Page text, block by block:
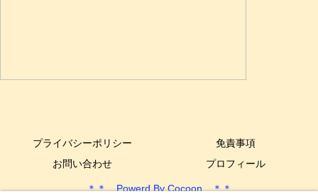
プライバシーポリシー
免責事項
お問い合わせ
プロフィール
＊＊ Powerd By Cocoon ＊＊